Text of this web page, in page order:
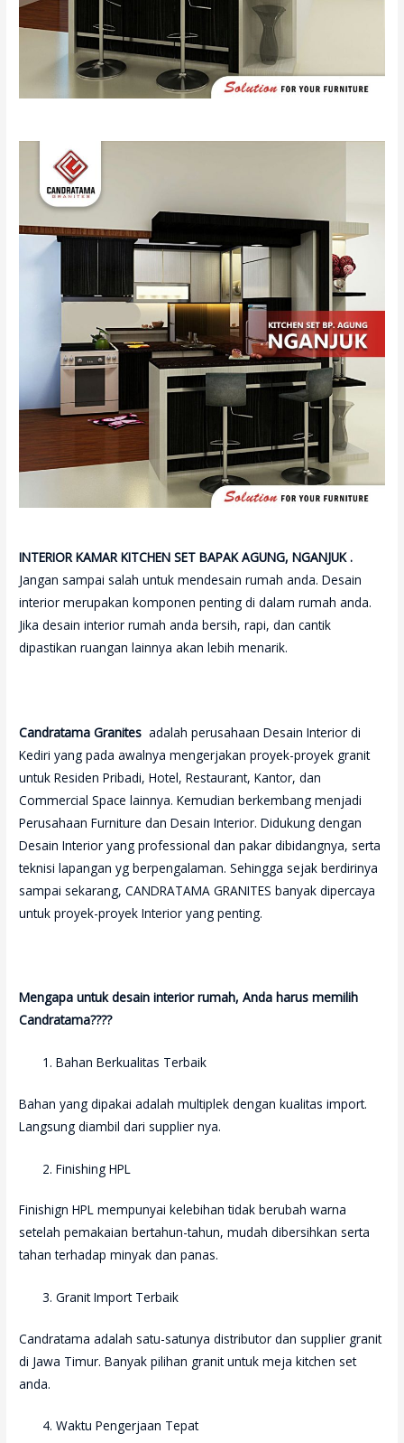
INTERIOR KAMAR KITCHEN SET BAPAK AGUNG, NGANJUK .
Jangan sampai salah untuk mendesain rumah anda. Desain
interior merupakan komponen penting di dalam rumah anda.
Jika desain interior rumah anda bersih, rapi, dan cantik
dipastikan ruangan lainnya akan lebih menarik.
Candratama Granitesadalah perusahaan Desain Interior di
Kediri yang pada awalnya mengerjakan proyek-proyek granit
untuk Residen Pribadi, Hotel, Restaurant, Kantor, dan
Commercial Space lainnya. Kemudian berkembang menjadi
Perusahaan Furniture dan Desain Interior. Didukung dengan
Desain Interior yang professional dan pakar dibidangnya, serta
teknisi lapangan yg berpengalaman. Sehingga sejak berdirinya
sampai sekarang, CANDRATAMA GRANITES banyak dipercaya
untuk proyek-proyek Interior yang penting.
Mengapa untuk desain interior rumah, Anda harus memilih
Candratama????
Bahan Berkualitas Terbaik
Bahan yang dipakai adalah multiplek dengan kualitas import.
Langsung diambil dari supplier nya.
Finishing HPL
Finishign HPL mempunyai kelebihan tidak berubah warna
setelah pemakaian bertahun-tahun, mudah dibersihkan serta
tahan terhadap minyak dan panas.
Granit Import Terbaik
Candratama adalah satu-satunya distributor dan supplier granit
di Jawa Timur. Banyak pilihan granit untuk meja kitchen set
anda.
Waktu Pengerjaan Tepat